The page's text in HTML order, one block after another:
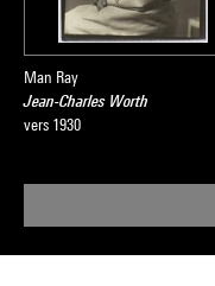
Man Ray
Jean-Charles Worth
vers 1930